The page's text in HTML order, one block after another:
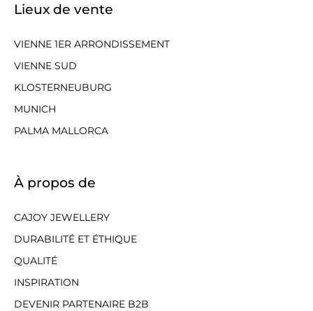
Lieux de vente
VIENNE 1ER ARRONDISSEMENT
VIENNE SUD
KLOSTERNEUBURG
MUNICH
PALMA MALLORCA
À propos de
CAJOY JEWELLERY
DURABILITÉ ET ÉTHIQUE
QUALITÉ
INSPIRATION
DEVENIR PARTENAIRE B2B